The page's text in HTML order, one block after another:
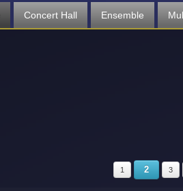
Concert Hall Ensemble
1 2 3